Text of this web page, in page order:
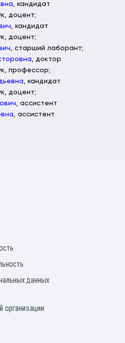
, кандидат
доцент;
, кандидат
доцент;
, старший лаборант;
, доктор
профессор;
, кандидат
доцент;
, ассистент
, ассистент
данных
организации